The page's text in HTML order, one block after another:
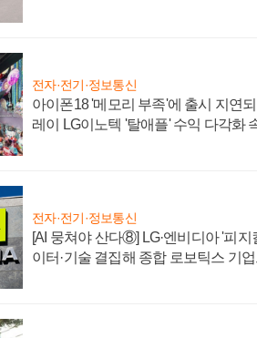
전자·전기·정보통신
아이폰18 '메모리 부족'에 출시 지연
레이 LG이노텍 '탈애플' 수익 다각화
전자·전기·정보통신
[AI 뭉쳐야 산다⑧] LG·엔비디아 '피지
이터·기술 결집해 종합 로보틱스 기